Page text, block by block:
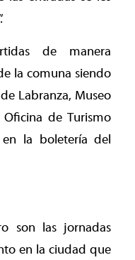
de manera
la comuna siendo
Labranza, Museo
de Turismo
la boletería del
son las jornadas
en la ciudad que